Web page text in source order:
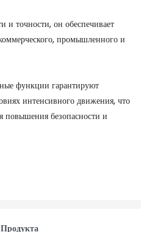
и точности, он обеспечивает
промышленного и
функции гарантируют
интенсивного движения, что
повышения безопасности и